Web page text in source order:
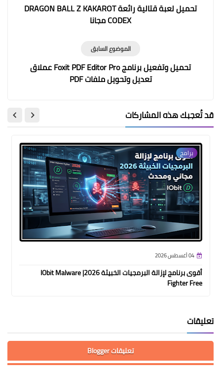
تحميل لعبة قتالية رائعة DRAGON BALL Z KAKAROT
CODEX مجانا
الموضوع السابق
تحميل وتفعيل برنامج Foxit PDF Editor Pro عملاق
تعديل وتحويل ملفات PDF
قد تُعجبك هذه المشاركات
برامج
04 أغسطس 2026
أقوى برنامج لإزالة البرمجيات الخبيثة 2026| IObit Malware
Fighter Free
تعليقات
تعليقات Blogger